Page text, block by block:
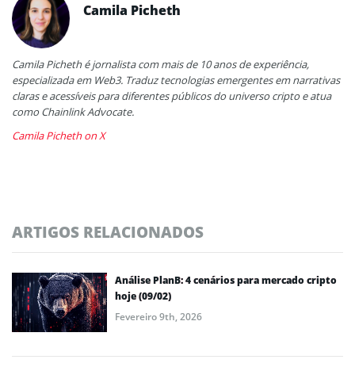
Camila Picheth
Camila Picheth é jornalista com mais de 10 anos de experiência,
especializada em Web3. Traduz tecnologias emergentes em narrativas
claras e acessíveis para diferentes públicos do universo cripto e atua
como Chainlink Advocate.
Camila Picheth on X
ARTIGOS RELACIONADOS
Análise PlanB: 4 cenários para mercado cripto
hoje (09/02)
Fevereiro 9th, 2026